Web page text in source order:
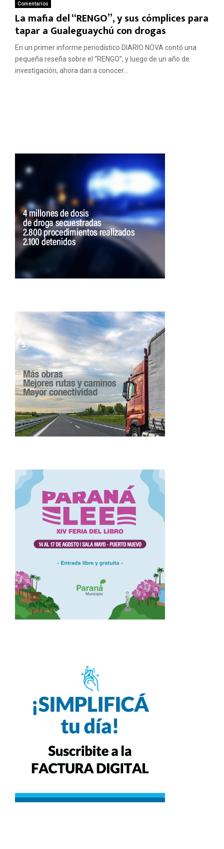
Comentarios
La mafia del “RENGO”, y sus cómplices para
tapar a Gualeguaychú con drogas
En un primer informe periodístico DIARIO NOVA contó una
pequeña reseña sobre el “RENGO”, y luego de un año de
investigación, ahora dan a conocer...